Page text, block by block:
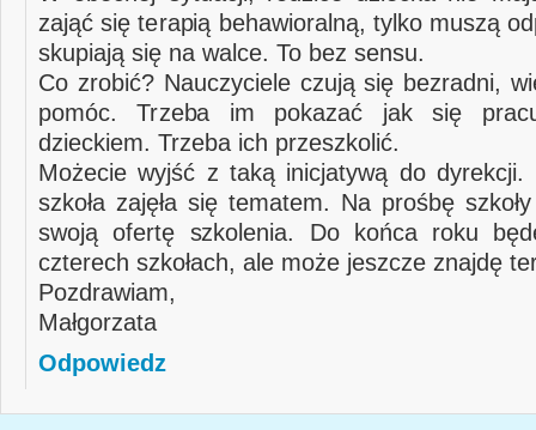
zająć się terapią behawioralną, tylko muszą
skupiają się na walce. To bez sensu.
Co zrobić? Nauczyciele czują się bezradni,
pomóc. Trzeba im pokazać jak się
dzieckiem. Trzeba ich przeszkolić.
Możecie wyjść z taką inicjatywą do dyrekcji.
szkoła zajęła się tematem. Na prośbę
swoją ofertę szkolenia. Do końca roku
czterech szkołach, ale może jeszcze znajdę
Pozdrawiam,
Małgorzata
Odpowiedz